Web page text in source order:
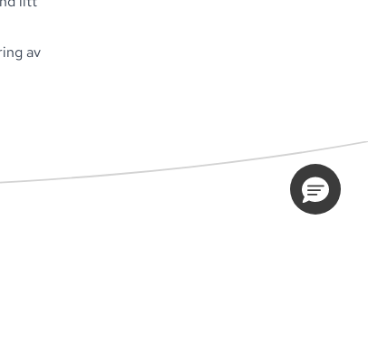
av